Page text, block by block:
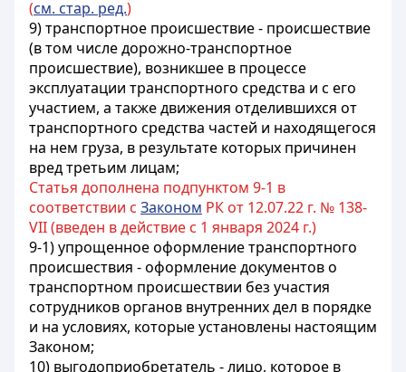
(см. стар. ред.)
9) транспортное происшествие - происшествие
(в том числе дорожно-транспортное
происшествие), возникшее в процессе
эксплуатации транспортного средства и с его
участием, а также движения отделившихся от
транспортного средства частей и находящегося
на нем груза, в результате которых причинен
вред третьим лицам;
Статья дополнена подпунктом 9-1 в
соответствии с Законом РК от 12.07.22 г. № 138-
VII (введен в действие с 1 января 2024 г.)
9-1) упрощенное оформление транспортного
происшествия - оформление документов о
транспортном происшествии без участия
сотрудников органов внутренних дел в порядке
и на условиях, которые установлены настоящим
Законом;
10) выгодоприобретатель - лицо, которое в